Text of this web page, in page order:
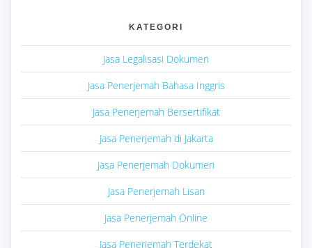
KATEGORI
Jasa Legalisasi Dokumen
Jasa Penerjemah Bahasa Inggris
Jasa Penerjemah Bersertifikat
Jasa Penerjemah di Jakarta
Jasa Penerjemah Dokumen
Jasa Penerjemah Lisan
Jasa Penerjemah Online
Jasa Penerjemah Terdekat